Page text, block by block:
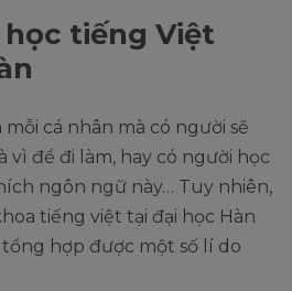
tiếng Việt
cá nhân mà có người sẽ
vì để đi làm, hay có người học
ngôn ngữ này… Tuy nhiên,
tiếng việt tại đại học Hàn
hợp được một số lí do